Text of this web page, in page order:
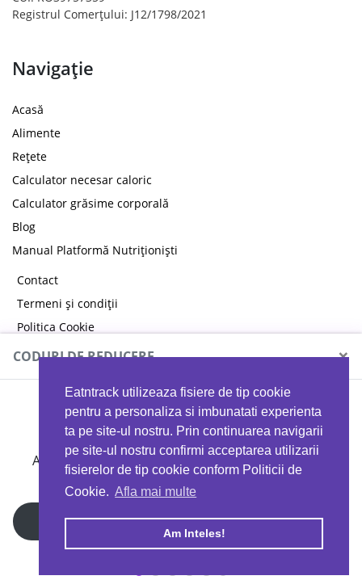
Eatntrack utilizeaza fisiere de tip cookie
pentru a personaliza si imbunatati experienta
ta pe site-ul nostru. Prin continuarea navigarii
pe site-ul nostru confirmi acceptarea utilizarii
fisierelor de tip cookie conform Politicii de
Cookie. Afla mai multe
Am Inteles!
Registrul Comerțului: J12/1798/2021
Navigație
Acasă
Alimente
Rețete
Calculator necesar caloric
Calculator grăsime corporală
Blog
Manual Platformă Nutriționiști
Contact
Termeni și condiții
Politica Cookie
Politica de confidențialitate
Copyright © 2026 EAT & TRACK S.R.L
CODURI DE REDUCERE ×
MYPROTEIN
Ai 40%reducere la orice comandă folosind codul
EATTRACK
Profită acum